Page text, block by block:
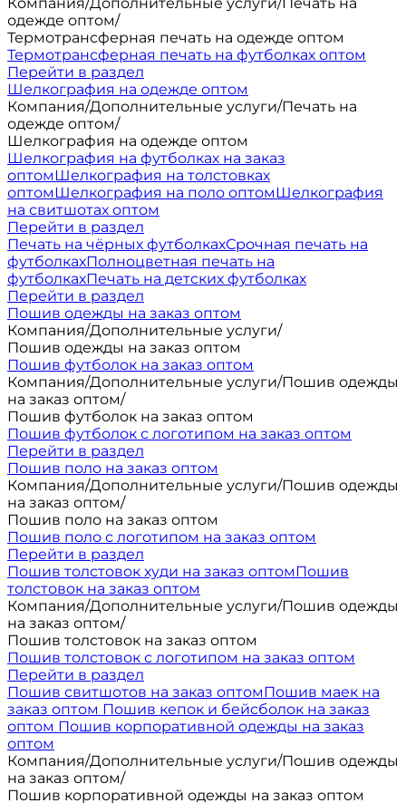
одежде оптом/
Термотрансферная печать на одежде оптом
Термотрансферная печать на футболках оптом
Перейти в раздел
Шелкография на одежде оптом
Компания/Дополнительные услуги/Печать на
одежде оптом/
Шелкография на одежде оптом
Шелкография на футболках на заказ
оптомШелкография на толстовках
оптомШелкография на поло оптомШелкография
на свитшотах оптом
Перейти в раздел
Печать на чёрных футболкахСрочная печать на
футболкахПолноцветная печать на
футболкахПечать на детских футболках
Перейти в раздел
Пошив одежды на заказ оптом
Компания/Дополнительные услуги/
Пошив одежды на заказ оптом
Пошив футболок на заказ оптом
Компания/Дополнительные услуги/Пошив одежды
на заказ оптом/
Пошив футболок на заказ оптом
Пошив футболок с логотипом на заказ оптом
Перейти в раздел
Пошив поло на заказ оптом
Компания/Дополнительные услуги/Пошив одежды
на заказ оптом/
Пошив поло на заказ оптом
Пошив поло с логотипом на заказ оптом
Перейти в раздел
Пошив толстовок худи на заказ оптомПошив
толстовок на заказ оптом
Компания/Дополнительные услуги/Пошив одежды
на заказ оптом/
Пошив толстовок на заказ оптом
Пошив толстовок с логотипом на заказ оптом
Перейти в раздел
Пошив свитшотов на заказ оптомПошив маек на
заказ оптом Пошив кепок и бейсболок на заказ
оптом Пошив корпоративной одежды на заказ
оптом
Компания/Дополнительные услуги/Пошив одежды
на заказ оптом/
Пошив корпоративной одежды на заказ оптом